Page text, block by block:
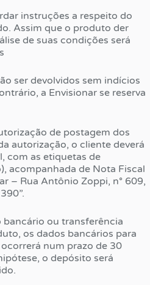
instruções a respeito do
Assim que o produto der
de suas condições será
ser devolvidos sem indícios
a Envisionar se reserva
de postagem dos
autorização, o cliente deverá
com as etiquetas de
acompanhada de Nota Fiscal
– Rua Antônio Zoppi, n° 609,
bancário ou transferência
os dados bancários para
num prazo de 30
o depósito será